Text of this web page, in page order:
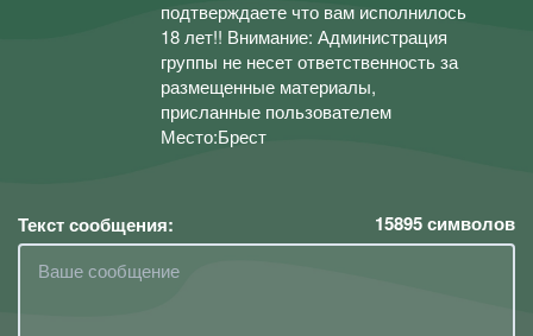
подтверждаете что вам исполнилось
18 лет!! Внимание: Администрация
группы не несет ответственность за
размещенные материалы,
присланные пользователем
Место:Брест
Текст сообщения: 15895символов